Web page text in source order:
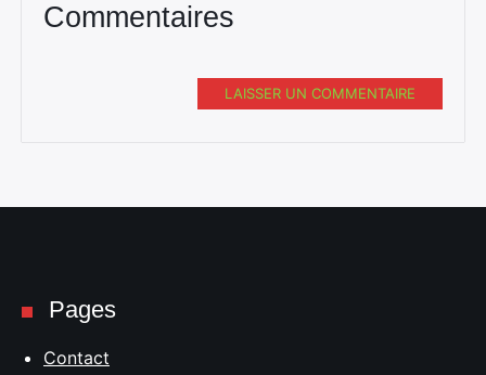
Commentaires
LAISSER UN COMMENTAIRE
Pages
Contact